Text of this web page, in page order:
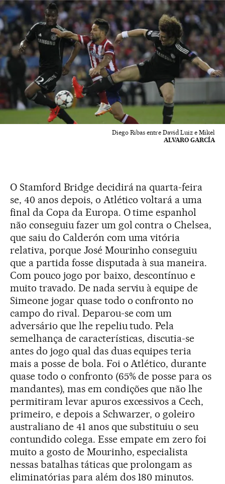
Diego Ribas entre David Luiz e Mikel
ALVARO GARCÍA
O Stamford Bridge decidirá na quarta-feira
se, 40 anos depois, o Atlético voltará a uma
final da Copa da Europa. O time espanhol
não conseguiu fazer um gol contra o Chelsea,
que saiu do Calderón com uma vitória
relativa, porque José Mourinho conseguiu
que a partida fosse disputada à sua maneira.
Com pouco jogo por baixo, descontínuo e
muito travado. De nada serviu à equipe de
Simeone jogar quase todo o confronto no
campo do rival. Deparou-se com um
adversário que lhe repeliu tudo. Pela
semelhança de características, discutia-se
antes do jogo qual das duas equipes teria
mais a posse de bola. Foi o Atlético, durante
quase todo o confronto (65% de posse para os
mandantes), mas em condições que não lhe
permitiram levar apuros excessivos a Cech,
primeiro, e depois a Schwarzer, o goleiro
australiano de 41 anos que substituiu o seu
contundido colega. Esse empate em zero foi
muito a gosto de Mourinho, especialista
nessas batalhas táticas que prolongam as
eliminatórias para além dos 180 minutos.